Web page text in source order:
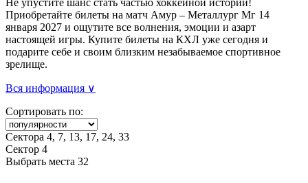
Приобретайте билеты на матч Амур – Металлург Мг 14
января 2027 и ощутите все волнения, эмоции и азарт
настоящей игры. Купите билеты на КХЛ уже сегодня и
подарите себе и своим близким незабываемое спортивное
зрелище.
Вся информация ∨
Сортировать по:
Сектора 4, 7, 13, 17, 24, 33
Сектор 4
Выбрать места 32